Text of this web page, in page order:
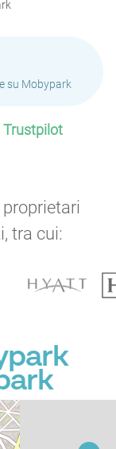
su Mobypark
Trustpilot
tra cui:
P P